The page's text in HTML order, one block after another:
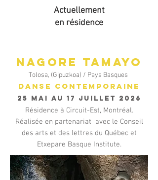
Actuellement
en résidence
Nagore Tamayo
Tolosa, (Gipuzkoa) / Pays Basques
Danse conteMporaine
25 mai au 17 juillet 2026
Résidence à Circuit-Est, Montréal.
Réalisée en partenariat avec le Conseil
des arts et des lettres du Québec et
Etxepare Basque Institute.